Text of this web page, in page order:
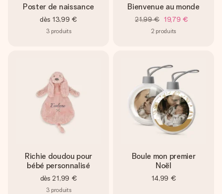
Poster de naissance
dès 13,99 €
3 produits
Bienvenue au monde
21,99 € 19,79 €
2 produits
Richie doudou pour
bébé personnalisé
dès 21,99 €
3 produits
Boule mon premier
Noël
14,99 €